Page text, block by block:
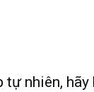
tự nhiên,